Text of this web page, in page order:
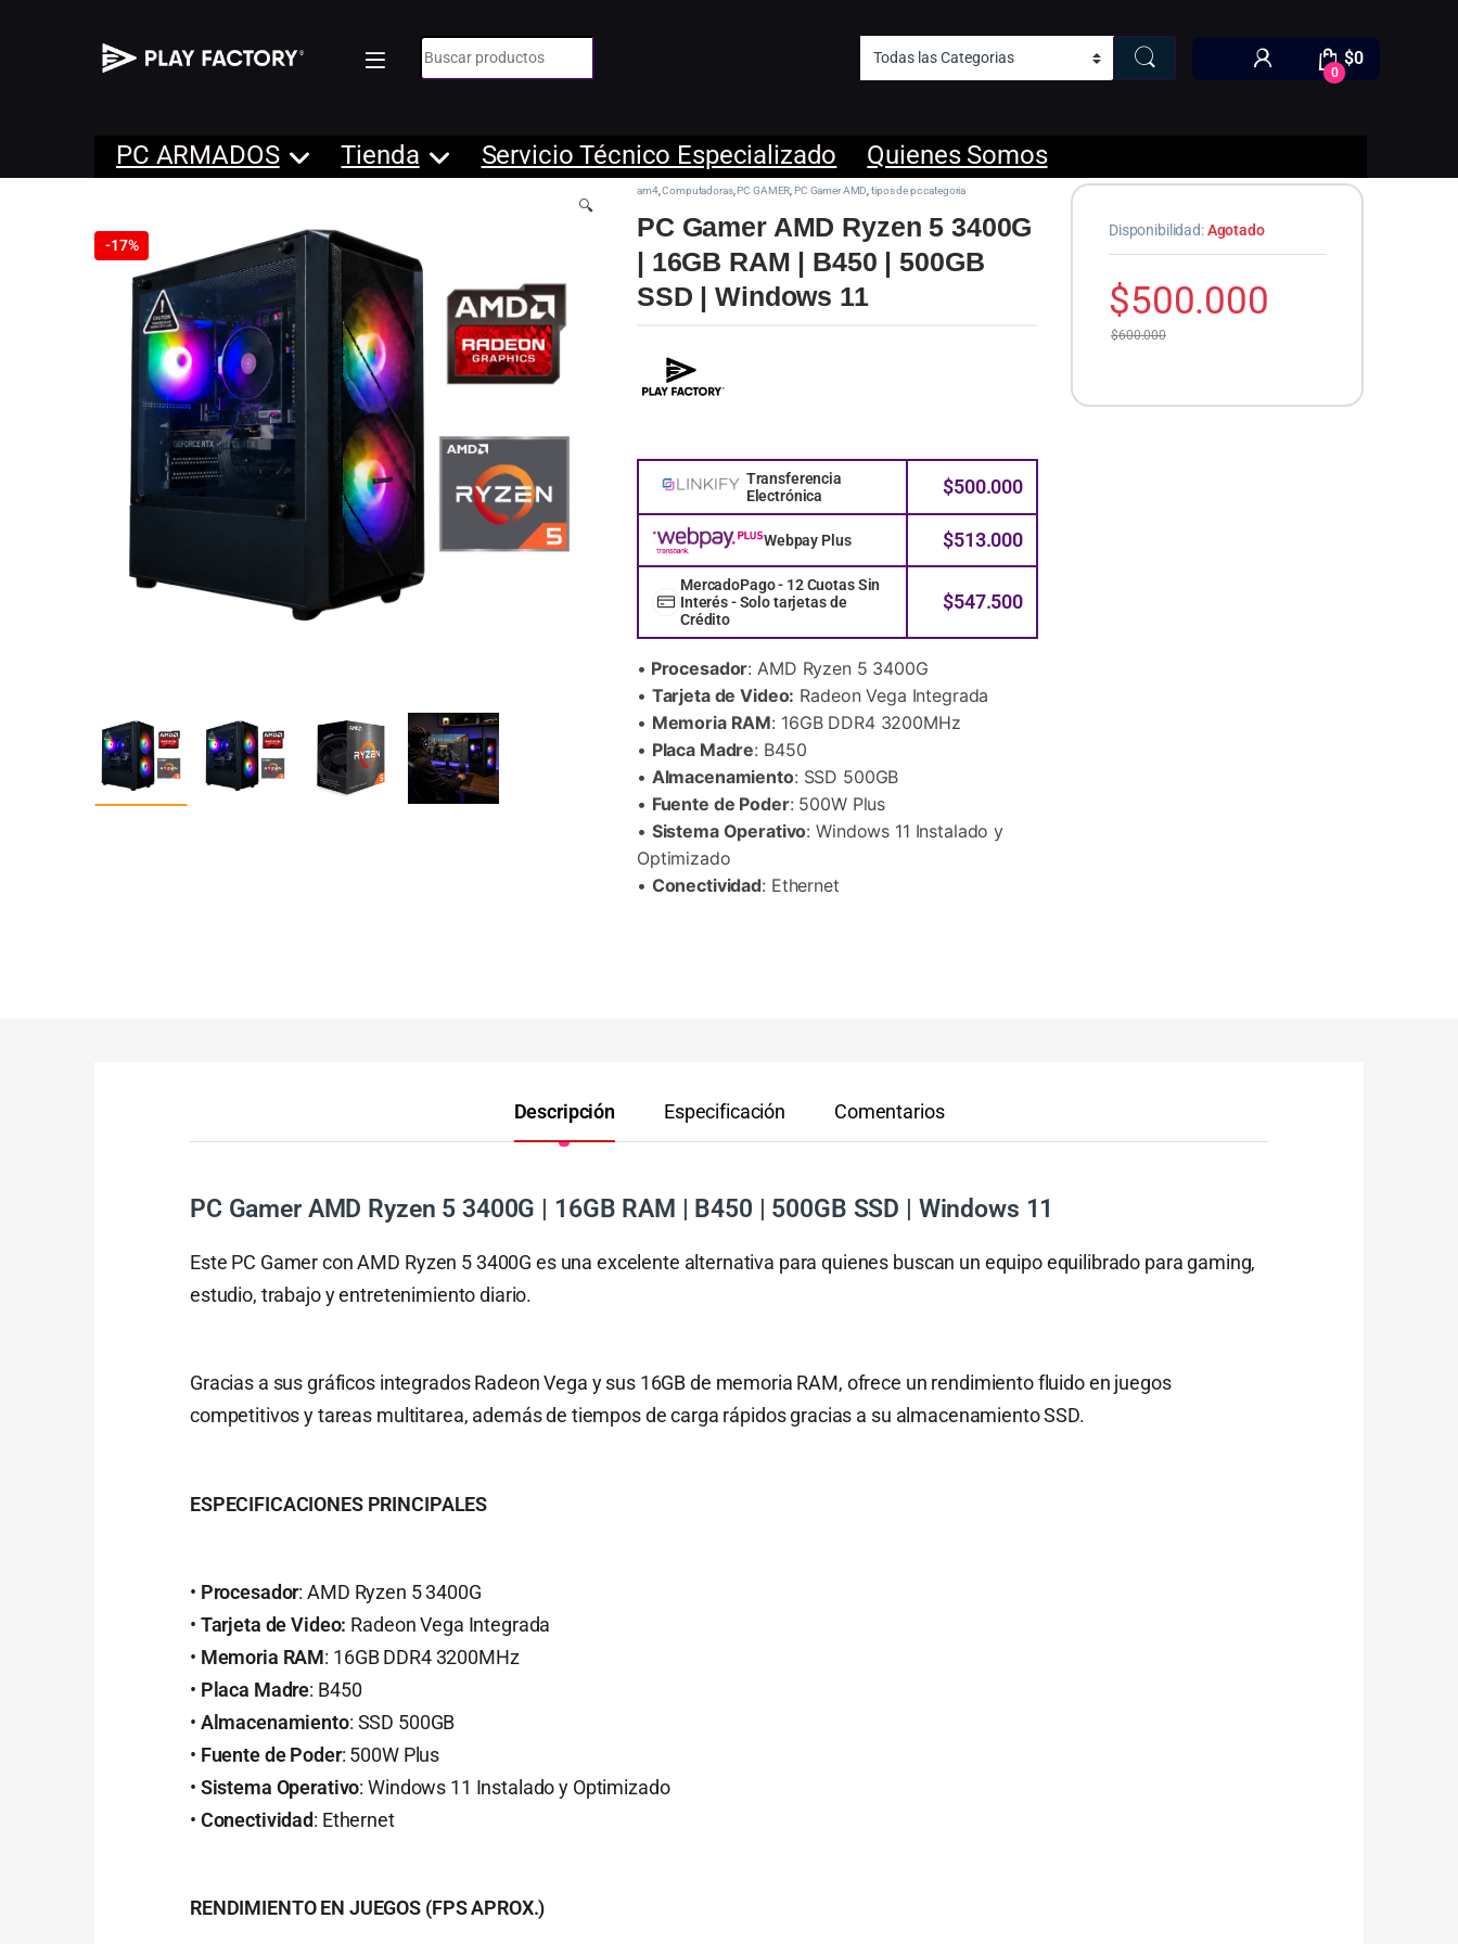
Búsqueda de:
0
$0
PC ARMADOS Tienda Servicio Técnico Especializado Quienes Somos
-17%
🔍
am4,Computadoras,PC GAMER ,PC Gamer AMD ,tipos de pc categoria
PC Gamer AMD Ryzen 5 3400G
| 16GB RAM | B450 | 500GB
SSD | Windows 11
Transferencia
Electrónica
$500.000
Webpay Plus $513.000
MercadoPago - 12 Cuotas Sin
Interés - Solo tarjetas de
Crédito
$547.500
• Procesador: AMD Ryzen 5 3400G
• Tarjeta de Video: Radeon Vega Integrada
• Memoria RAM: 16GB DDR4 3200MHz
• Placa Madre: B450
• Almacenamiento: SSD 500GB
• Fuente de Poder: 500W Plus
• Sistema Operativo: Windows 11 Instalado y
Optimizado
• Conectividad: Ethernet
Disponibilidad:Agotado
$500.000
$600.000
Descripción Especificación Comentarios
PC Gamer AMD Ryzen 5 3400G | 16GB RAM | B450 | 500GB SSD | Windows 11
Este PC Gamer con AMD Ryzen 5 3400G es una excelente alternativa para quienes buscan un equipo equilibrado para gaming,
estudio, trabajo y entretenimiento diario.
Gracias a sus gráficos integrados Radeon Vega y sus 16GB de memoria RAM, ofrece un rendimiento fluido en juegos
competitivos y tareas multitarea, además de tiempos de carga rápidos gracias a su almacenamiento SSD.
ESPECIFICACIONES PRINCIPALES
• Procesador: AMD Ryzen 5 3400G
• Tarjeta de Video: Radeon Vega Integrada
• Memoria RAM: 16GB DDR4 3200MHz
• Placa Madre: B450
• Almacenamiento: SSD 500GB
• Fuente de Poder: 500W Plus
• Sistema Operativo: Windows 11 Instalado y Optimizado
• Conectividad: Ethernet
RENDIMIENTO EN JUEGOS (FPS APROX.)